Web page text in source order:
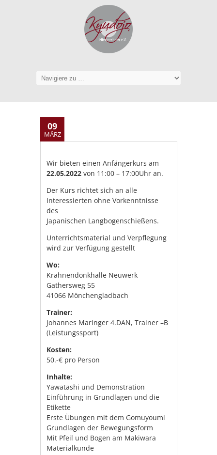
09
MÄRZ
Wir bieten einen Anfängerkurs am
22.05.2022 von 11:00 – 17:00Uhr an.
Der Kurs richtet sich an alle
Interessierten ohne Vorkenntnisse
des
Japanischen Langbogenschießens.
Unterrichtsmaterial und Verpflegung
wird zur Verfügung gestellt
Wo:
Krahnendonkhalle Neuwerk
Gathersweg 55
41066 Mönchengladbach
Trainer:
Johannes Maringer 4.DAN, Trainer –B
(Leistungssport)
Kosten:
50.-€ pro Person
Inhalte:
Yawatashi und Demonstration
Einführung in Grundlagen und die
Etikette
Erste Übungen mit dem Gomuyoumi
Grundlagen der Bewegungsform
Mit Pfeil und Bogen am Makiwara
Materialkunde